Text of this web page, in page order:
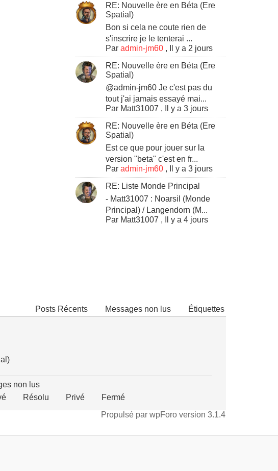
RE: Nouvelle ère en Béta (Ere
Spatial)
Bon si cela ne coute rien de
s'inscrire je le tenterai ...
Par admin-jm60,
Il y a 2 jours
RE: Nouvelle ère en Béta (Ere
Spatial)
@admin-jm60 Je c'est pas du
tout j'ai jamais essayé mai...
Par Matt31007 ,
Il y a 3 jours
RE: Nouvelle ère en Béta (Ere
Spatial)
Est ce que pour jouer sur la
version "beta" c'est en fr...
Par admin-jm60,
Il y a 3 jours
RE: Liste Monde Principal
- Matt31007 : Noarsil (Monde
Principal) / Langendorn (M...
Par Matt31007 , Il y a 4 jours
Posts Récents Messages non lus Étiquettes
non lus
Résolu Privé
Fermé
Propulsé par wpForo version 3.1.4